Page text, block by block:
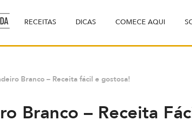
RECEITAS DICAS COMECE AQUI
Branco – Receita fácil e gostosa!
Branco – Receita